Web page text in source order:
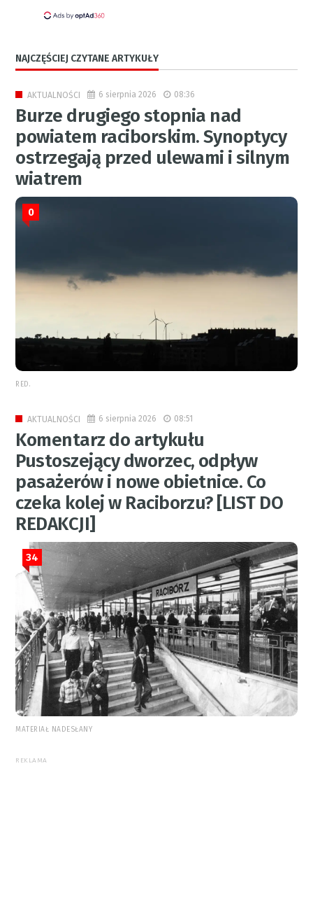
NAJCZĘŚCIEJ CZYTANE ARTYKUŁY
AKTUALNOŚCI 6 sierpnia 2026 08:36
Burze drugiego stopnia nad
powiatem raciborskim. Synoptycy
ostrzegają przed ulewami i silnym
wiatrem
0
RED.
AKTUALNOŚCI 6 sierpnia 2026 08:51
Komentarz do artykułu
Pustoszejący dworzec, odpływ
pasażerów i nowe obietnice. Co
czeka kolej w Raciborzu? [LIST DO
REDAKCJI]
34
MATERIAŁ NADESŁANY
REKLAMA